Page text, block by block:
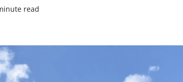
read